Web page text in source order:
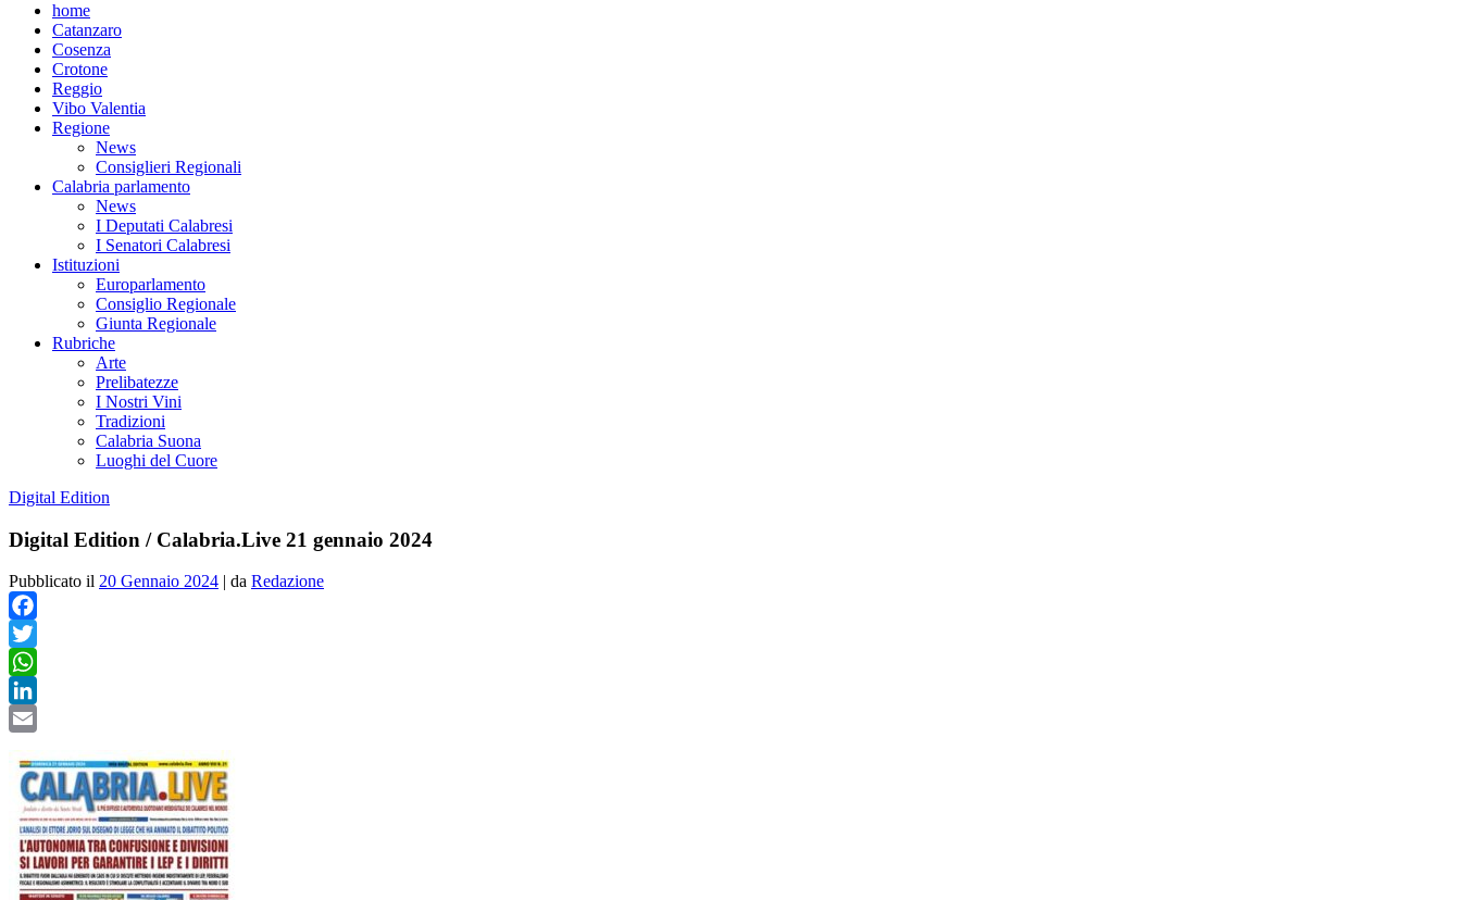
home
Catanzaro
Cosenza
Crotone
Reggio
Vibo Valentia
Regione
News
Consiglieri Regionali
Calabria parlamento
News
I Deputati Calabresi
I Senatori Calabresi
Istituzioni
Europarlamento
Consiglio Regionale
Giunta Regionale
Rubriche
Arte
Prelibatezze
I Nostri Vini
Tradizioni
Calabria Suona
Luoghi del Cuore
Digital Edition
Digital Edition / Calabria.Live 21 gennaio 2024
Pubblicato il 20 Gennaio 2024 | da Redazione
Facebook
Twitter
WhatsApp
LinkedIn
Email